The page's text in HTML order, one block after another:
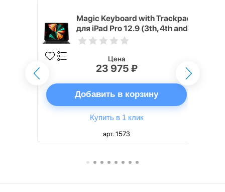
Magic Keyboard with Trackpad
для iPad Pro 12.9 (3th, 4th and
5th generation) русская,
Цена
23 975 ₽
Добавить в корзину
Купить в 1 клик
арт. 1573